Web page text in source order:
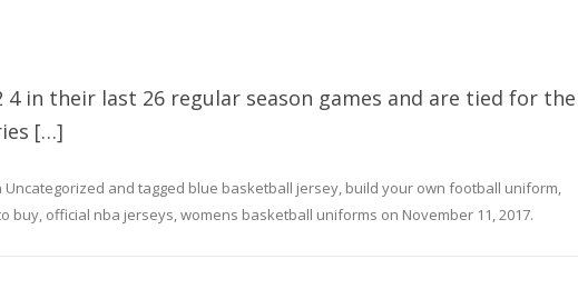
4 in their last 26 regular season games and are tied for the
[…]
Uncategorized and tagged blue basketball jersey, build your own football uniform,
buy, official nba jerseys,womens basketball uniforms on November 11, 2017.